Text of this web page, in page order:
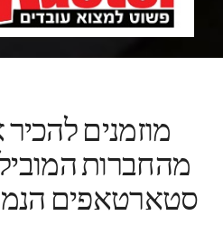
מוזמנים
מהחברות
סטארטאפים